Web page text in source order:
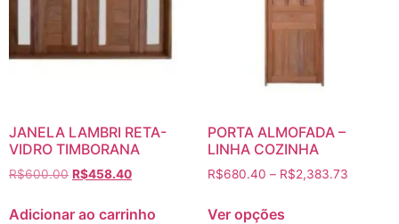
JANELA LAMBRI RETA-
VIDRO TIMBORANA
R$600.00 R$458.40
Adicionar ao carrinho
PORTA ALMOFADA –
LINHA COZINHA
R$680.40 – R$2,383.73
Ver opções